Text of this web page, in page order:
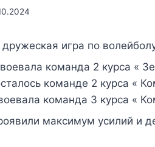
игра по
команда 2 курса «
команде 2 курса «
команда 3 курса «
максимум усилий и